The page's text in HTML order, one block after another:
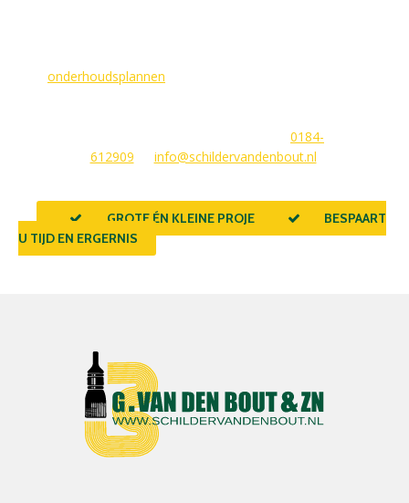
onderhoudsplannen
0184-
612909
info@schildervandenbout.nl
GROTE ÉN KLEINE PROJECTEN
BESPAART
U TIJD EN ERGERNIS